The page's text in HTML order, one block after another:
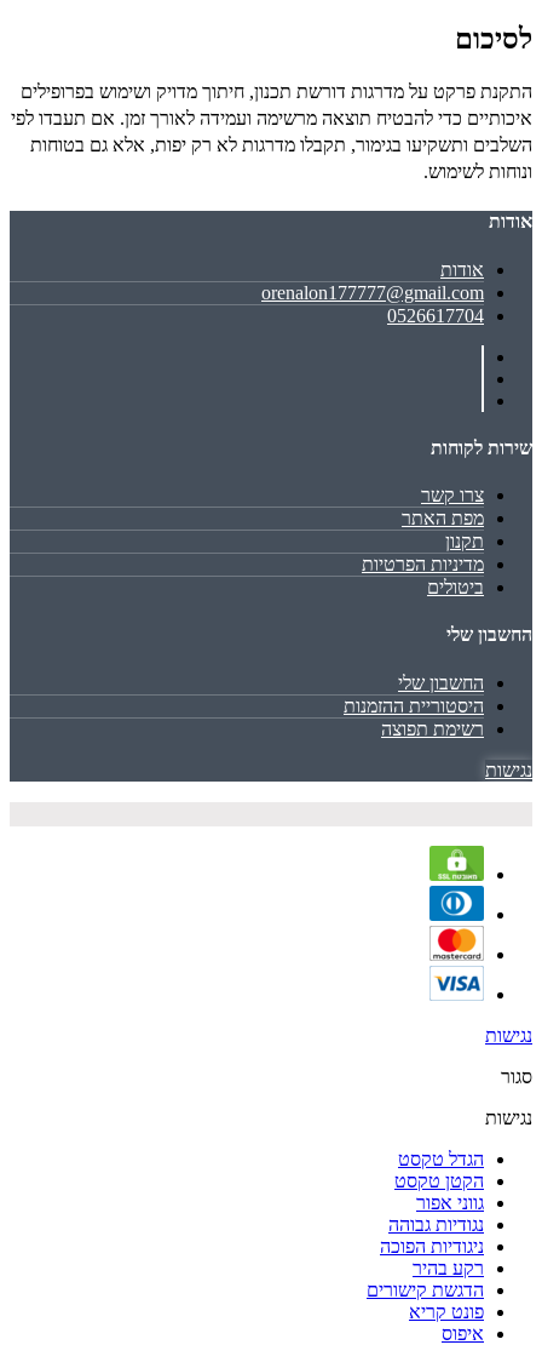
לסיכום
התקנת פרקט על מדרגות דורשת תכנון, חיתוך מדויק ושימוש בפרופילים
איכותיים כדי להבטיח תוצאה מרשימה ועמידה לאורך זמן. אם תעבדו לפי
השלבים ותשקיעו בגימור, תקבלו מדרגות לא רק יפות, אלא גם בטוחות
ונוחות לשימוש.
אודות
אודות
orenalon177777@gmail.com
0526617704
שירות לקוחות
צרו קשר
מפת האתר
תקנון
מדיניות הפרטיות
ביטולים
החשבון שלי
החשבון שלי
היסטוריית ההזמנות
רשימת תפוצה
נגישות
נגישות
סגור
נגישות
הגדל טקסט
הקטן טקסט
גווני אפור
נגודיות גבוהה
ניגודיות הפוכה
רקע בהיר
הדגשת קישורים
פונט קריא
איפוס